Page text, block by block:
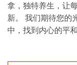
拿，独特养生，让
新。 我们期待您的
中，找到内心的平